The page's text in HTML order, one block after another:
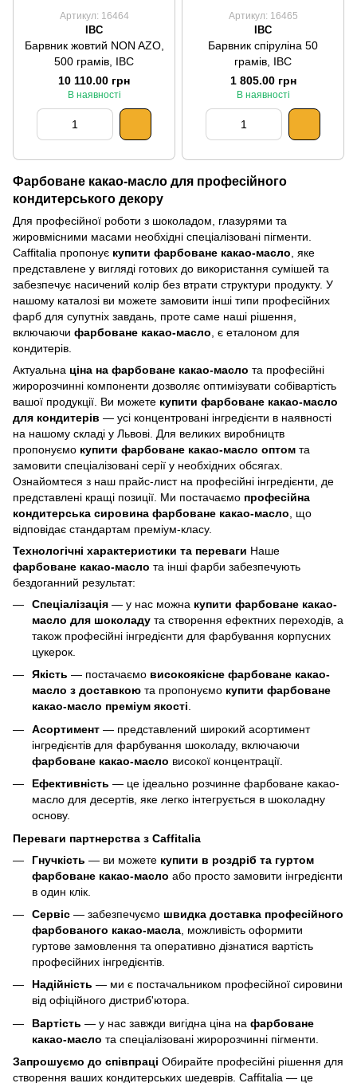
Артикул: 16464
IBC
Барвник жовтий NON AZO,
500 грамів, IBC
10 110.00 грн
В наявності
Артикул: 16465
IBC
Барвник спіруліна 50
грамів, IBC
1 805.00 грн
В наявності
Фарбоване какао-масло для професійного
кондитерського декору
Для професійної роботи з шоколадом, глазурями та
жировмісними масами необхідні спеціалізовані пігменти.
Caffitalia пропонує купити фарбоване какао-масло , яке
представлене у вигляді готових до використання сумішей та
забезпечує насичений колір без втрати структури продукту. У
нашому каталозі ви можете замовити інші типи професійних
фарб для супутніх завдань, проте саме наші рішення,
включаючи фарбоване какао-масло , є еталоном для
кондитерів.
Актуальна ціна на фарбоване какао-масло та професійні
жиророзчинні компоненти дозволяє оптимізувати собівартість
вашої продукції. Ви можете купити фарбоване какао-масло
для кондитерів — усі концентровані інгредієнти в наявності
на нашому складі у Львові. Для великих виробництв
пропонуємо купити фарбоване какао-масло оптом та
замовити спеціалізовані серії у необхідних обсягах.
Ознайомтеся з наш прайс-лист на професійні інгредієнти, де
представлені кращі позиції. Ми постачаємо професійна
кондитерська сировина фарбоване какао-масло , що
відповідає стандартам преміум-класу.
Технологічні характеристики та переваги Наше
фарбоване какао-масло та інші фарби забезпечують
бездоганний результат:
Спеціалізація — у нас можна купити фарбоване какао-
масло для шоколаду та створення ефектних переходів, а
також професійні інгредієнти для фарбування корпусних
цукерок.
Якість — постачаємо високоякісне фарбоване какао-
масло з доставкою та пропонуємо купити фарбоване
какао-масло преміум якості.
Асортимент — представлений широкий асортимент
інгредієнтів для фарбування шоколаду, включаючи
фарбоване какао-масло високої концентрації.
Ефективність — це ідеально розчинне фарбоване какао-
масло для десертів, яке легко інтегрується в шоколадну
основу.
Переваги партнерства з Caffitalia
Гнучкість — ви можете купити в роздріб та гуртом
фарбоване какао-масло або просто замовити інгредієнти
в один клік.
Сервіс — забезпечуємо швидка доставка професійного
фарбованого какао-масла , можливість оформити
гуртове замовлення та оперативно дізнатися вартість
професійних інгредієнтів.
Надійність — ми є постачальником професійної сировини
від офіційного дистриб'ютора.
Вартість — у нас завжди вигідна ціна на фарбоване
какао-масло та спеціалізовані жиророзчинні пігменти.
Запрошуємо до співпраці Обирайте професійні рішення для
створення ваших кондитерських шедеврів. Caffitalia — це